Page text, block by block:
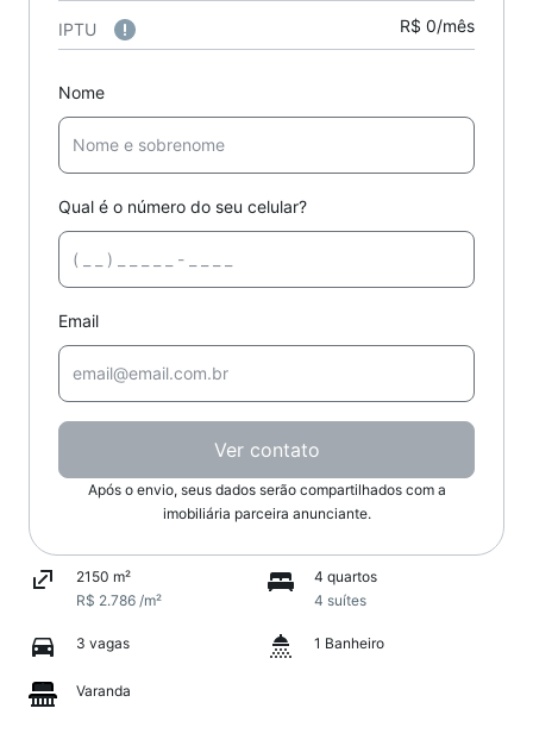
IPTU R$ 0/mês
Nome
Qual é o número do seu celular?
Email
Ver contato
Após o envio, seus dados serão compartilhados com a
imobiliária parceira anunciante.
2150 m²
R$ 2.786 /m²
4 quartos
4 suítes
3 vagas 1 Banheiro
Varanda